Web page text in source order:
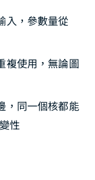
入，參數量從
複使用，無論圖
，同一個核都能
性